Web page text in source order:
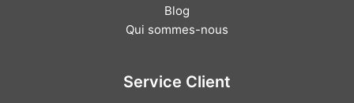
Blog
Qui sommes-nous
Service Client